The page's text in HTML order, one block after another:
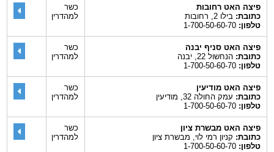
פיצה האט רחובות
כתובת:בילו 2, רחובות
טלפון:1-700-50-60-70
כשר
למהדרין
פיצה האט סניף יבנה
כתובת:הנחשול 22, יבנה
טלפון:1-700-50-60-70
כשר
למהדרין
פיצה האט מודיעין
כתובת:עמק החולה 32, מודיעין
טלפון:1-700-50-60-70
כשר
למהדרין
פיצה האט מבשרת ציון
כתובת:קניון רמי לוי, מבשרת ציון
טלפון:1-700-50-60-70
כשר
למהדרין